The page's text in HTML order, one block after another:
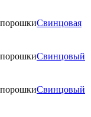
Свинцовая
Свинцовый
Свинцовый